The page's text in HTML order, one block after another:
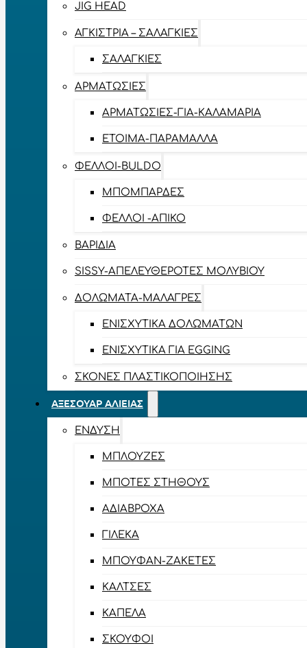
JIG HEAD
ΑΓΚΊΣΤΡΙΑ – ΣΑΛΑΓΚΙΈΣ
ΣΑΛΑΓΚΙΈΣ
ΑΡΜΑΤΩΣΙΈΣ
ΑΡΜΑΤΩΣΙΈΣ-ΓΙΑ-ΚΑΛΑΜΆΡΙΑ
ΈΤΟΙΜΑ-ΠΑΡΆΜΑΛΛΑ
ΦΕΛΛΟΊ-BULDO
ΜΠΟΜΠΆΡΔΕΣ
ΦΕΛΛΟΊ -ΑΠΊΚΟ
ΒΑΡΊΔΙΑ
SISSY-ΑΠΕΛΕΥΘΕΡΟΤΈΣ ΜΟΛΥΒΙΟΎ
ΔΟΛΏΜΑΤΑ-ΜΑΛΆΓΡΕΣ
ΕΝΙΣΧΥΤΙΚΆ ΔΟΛΩΜΆΤΩΝ
ΕΝΙΣΧΥΤΙΚΆ ΓΙΑ EGGING
ΣΚΌΝΕΣ ΠΛΑΣΤΙΚΟΠΟΊΗΣΗΣ
ΑΞΕΣΟΥΆΡ ΑΛΙΕΊΑΣ
ΈΝΔΥΣΗ
ΜΠΛΟΎΖΕΣ
ΜΠΌΤΕΣ ΣΤΉΘΟΥΣ
ΑΔΙΆΒΡΟΧΑ
ΓΙΛΈΚΑ
ΜΠΟΥΦΆΝ-ΖΑΚΈΤΕΣ
ΚΆΛΤΣΕΣ
ΚΑΠΈΛΑ
ΣΚΟΎΦΟΙ